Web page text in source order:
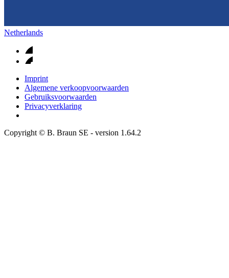
Netherlands
Imprint
Algemene verkoopvoorwaarden
Gebruiksvoorwaarden
Privacyverklaring
Copyright © B. Braun SE - version 1.64.2